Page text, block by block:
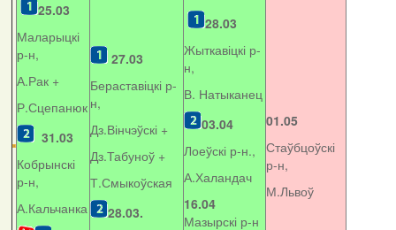
25.03
Маларыцкі
р-н,
А.Рак +
Р.Сцепанюк
31.03
Кобрынскі
р-н,
А.Кальчанка
27.03
Бераставіцкі р-
н,
Дз.Вінчэўскі +
Дз.Табуноў +
Т.Смыкоўская
28.03.
28.03
Жыткавіцкі р-
н,
В. Натыканец
03.04
Лоеўскі р-н.,
А.Халандач
16.04
Мазырскі р-н
01.05
Стаўбцоўскі
р-н,
М.Львоў